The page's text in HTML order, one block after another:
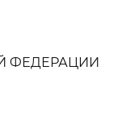
ФЕДЕРАЦИИ